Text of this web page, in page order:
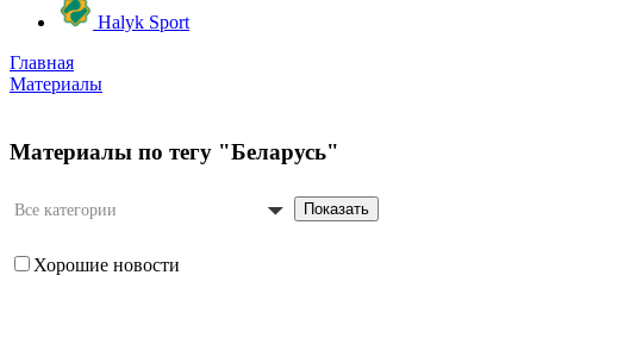
Halyk Sport
Главная
Материалы
Материалы по тегу "Беларусь"
Все категории Показать
Хорошие новости